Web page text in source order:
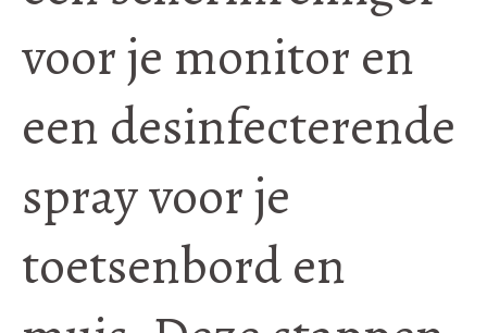
voor je monitor en
een desinfecterende
spray voor je
toetsenbord en